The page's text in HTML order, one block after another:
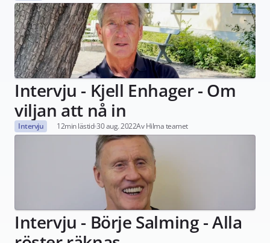
Intervju - Kjell Enhager - Om
viljan att nå in
Intervju 12min lästid 30 aug. 2022Av Hilma teamet
Intervju - Börje Salming - Alla